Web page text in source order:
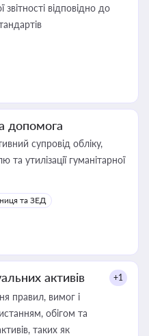
відповідно до
допомога
супровід обліку,
утилізації гуманітарної
та ЗЕД
активів +1
правил, вимог і
обігом та
таких як